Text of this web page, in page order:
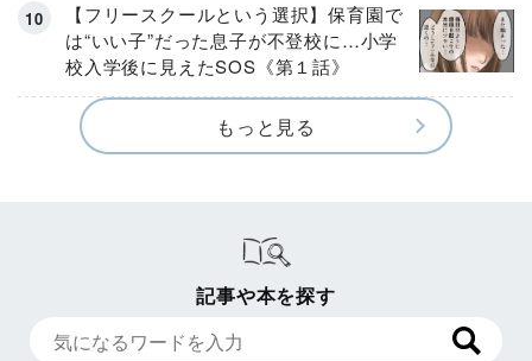
【フリースクールという選択】保育園で
は“いい子”だった息子が不登校に…小学
校入学後に見えたSOS《第１話》
もっと見る
記事や本を探す